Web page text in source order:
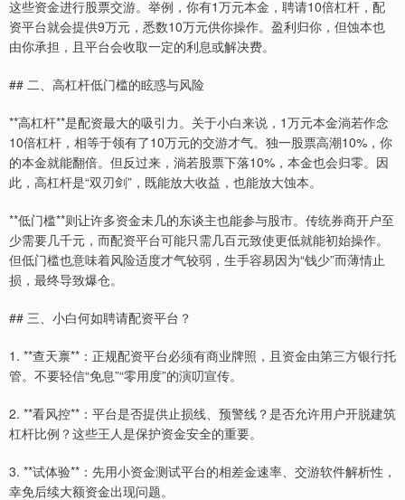
这些资金进行股票交游。举例，你有1万元本金，聘请10倍杠杆，配
资平台就会提供9万元，悉数10万元供你操作。盈利归你，但蚀本也
由你承担，且平台会收取一定的利息或解决费。
## 二、高杠杆低门槛的眩惑与风险
**高杠杆**是配资最大的吸引力。关于小白来说，1万元本金淌若作念
10倍杠杆，相等于领有了10万元的交游才气。独一股票高潮10%，你
的本金就能翻倍。但反过来，淌若股票下落10%，本金也会归零。因
此，高杠杆是“双刃剑”，既能放大收益，也能放大蚀本。
**低门槛**则让许多资金未几的东谈主也能参与股市。传统券商开户至
少需要几千元，而配资平台可能只需几百元致使更低就能初始操作。
但低门槛也意味着风险适度才气较弱，生手容易因为“钱少”而薄情止
损，最终导致爆仓。
## 三、小白何如聘请配资平台？
1. **查天禀**：正规配资平台必须有商业牌照，且资金由第三方银行托
管。不要轻信“免息”“零用度”的演叨宣传。
2. **看风控**：平台是否提供止损线、预警线？是否允许用户开脱建筑
杠杆比例？这些王人是保护资金安全的重要。
3. **试体验**：先用小资金测试平台的相差金速率、交游软件解析性，
幸免后续大额资金出现问题。